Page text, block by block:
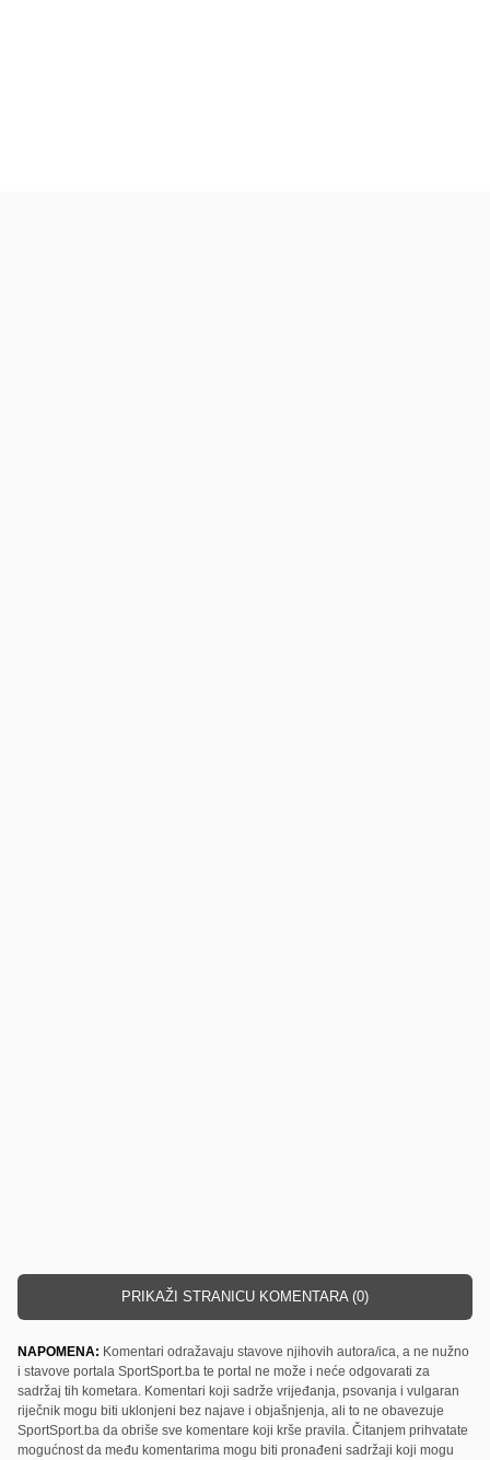
PRIKAŽI STRANICU KOMENTARA (0)
NAPOMENA: Komentari odražavaju stavove njihovih autora/ica, a ne nužno
i stavove portala SportSport.ba te portal ne može i neće odgovarati za
sadržaj tih kometara. Komentari koji sadrže vrijeđanja, psovanja i vulgaran
riječnik mogu biti uklonjeni bez najave i objašnjenja, ali to ne obavezuje
SportSport.ba da obriše sve komentare koji krše pravila. Čitanjem prihvatate
mogućnost da među komentarima mogu biti pronađeni sadržaji koji mogu